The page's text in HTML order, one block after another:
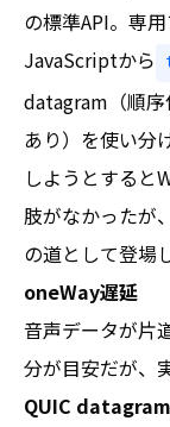
の標準API。専
JavaScriptから
datagram（順
あり）を使い分
しようとすると
肢がなかったが
の道として登場
oneWay遅延
音声データが片
分が目安だが、
QUIC datagram